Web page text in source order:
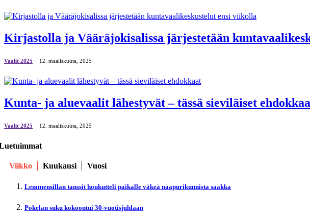
Kirjastolla ja Vääräjokisalissa järjestetään
Vaalit 2025 12. maaliskuuta, 2025
Kunta- ja aluevaalit lähestyvät – tässä sieviläiset
Vaalit 2025 12. maaliskuuta, 2025
Viikko Kuukausi Vuosi
Lemmensillan tanssit houkutteli paikalle väkeä naapurikunnista saakka
Pokelan suku kokoontui 30-vuotisjuhlaan